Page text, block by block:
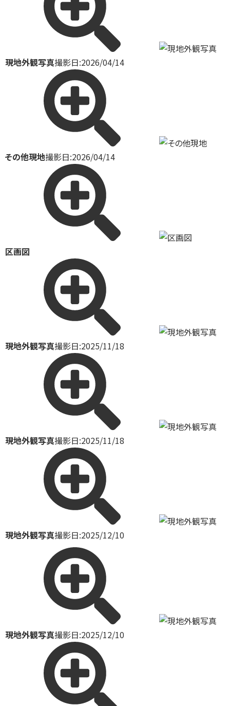
現地外観写真撮影日:2026/04/14
その他現地撮影日:2026/04/14
区画図
現地外観写真撮影日:2025/11/18
現地外観写真撮影日:2025/11/18
現地外観写真撮影日:2025/12/10
現地外観写真撮影日:2025/12/10